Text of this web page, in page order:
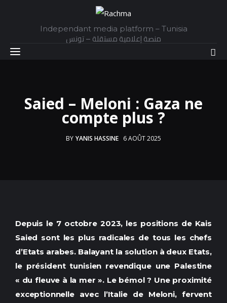
Independant media platform – Tunisia
منصة إعلامية مستقلة – تونس
Accueil
Images
Docs
Sounds
Saied – Meloni : Gaza ne
compte plus ?
BY YANIS HASSINE 6 AOÛT 2025
Depuis le 7 octobre 2023, les positions de Kais
Saied sont les plus radicales de tous les chefs
d’Etats arabes. Balayant la solution à deux Etats,
le président tunisien revendique une Palestine
« du fleuve à la mer ». Le bémol ? Une proximité
exceptionnelle avec l’Italie de Meloni, fervent